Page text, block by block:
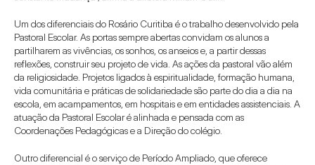
Um dos diferenciais do Rosário Curitiba é o trabalho desenvolvido pela
Pastoral Escolar. As portas sempre abertas convidam os alunos a
partilharem as vivências, os sonhos, os anseios e, a partir dessas
reflexões, construir seu projeto de vida. As ações da pastoral vão além
da religiosidade. Projetos ligados à espiritualidade, formação humana,
vida comunitária e práticas de solidariedade são parte do dia a dia na
escola, em acampamentos, em hospitais e em entidades assistenciais. A
atuação da Pastoral Escolar é alinhada e pensada com as
Coordenações Pedagógicas e a Direção do colégio.
Outro diferencial é o serviço de Período Ampliado, que oferece